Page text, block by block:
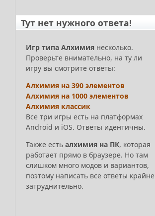
Тут нет нужного ответа!
Игр типа Алхимия несколько.
Проверьте внимательно, на ту ли
игру вы смотрите ответы:
Алхимия на 390 элементов
Алхимия на 1000 элементов
Алхимия классик
Все три игры есть на платформах
Android и iOS. Ответы идентичны.
Также есть алхимия на ПК, которая
работает прямо в браузере. Но там
слишком много модов и вариантов,
поэтому написать все ответы крайне
затруднительно.